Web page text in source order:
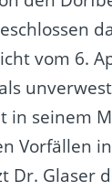
vom 6.
in seinem
Vorfällen
Dr. Glaser